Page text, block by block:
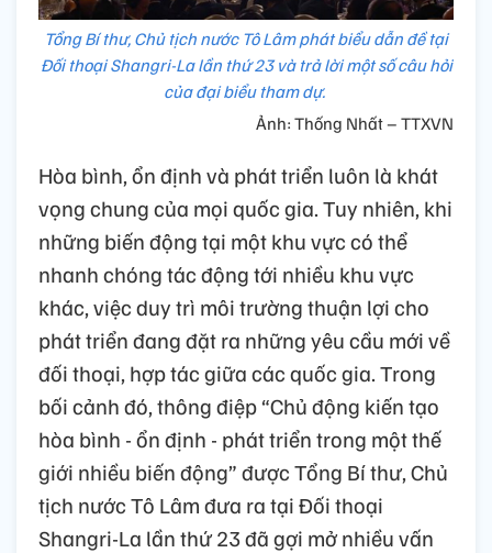
Tổng Bí thư, Chủ tịch nước Tô Lâm phát biểu dẫn đề tại
Đối thoại Shangri-La lần thứ 23 và trả lời một số câu hỏi
của đại biểu tham dự.
Ảnh: Thống Nhất – TTXVN
Hòa bình, ổn định và phát triển luôn là khát
vọng chung của mọi quốc gia. Tuy nhiên, khi
những biến động tại một khu vực có thể
nhanh chóng tác động tới nhiều khu vực
khác, việc duy trì môi trường thuận lợi cho
phát triển đang đặt ra những yêu cầu mới về
đối thoại, hợp tác giữa các quốc gia. Trong
bối cảnh đó, thông điệp “Chủ động kiến tạo
hòa bình - ổn định - phát triển trong một thế
giới nhiều biến động” được Tổng Bí thư, Chủ
tịch nước Tô Lâm đưa ra tại Đối thoại
Shangri-La lần thứ 23 đã gợi mở nhiều vấn